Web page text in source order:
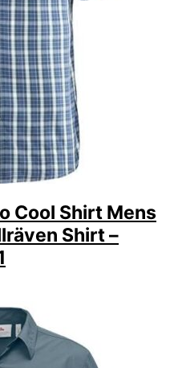
Cool Shirt Mens
Shirt –